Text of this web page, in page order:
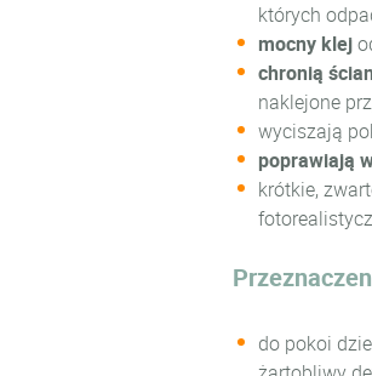
których
mocny klej
chronią
naklejone
wyciszają
poprawiają
krótkie,
do pokoi